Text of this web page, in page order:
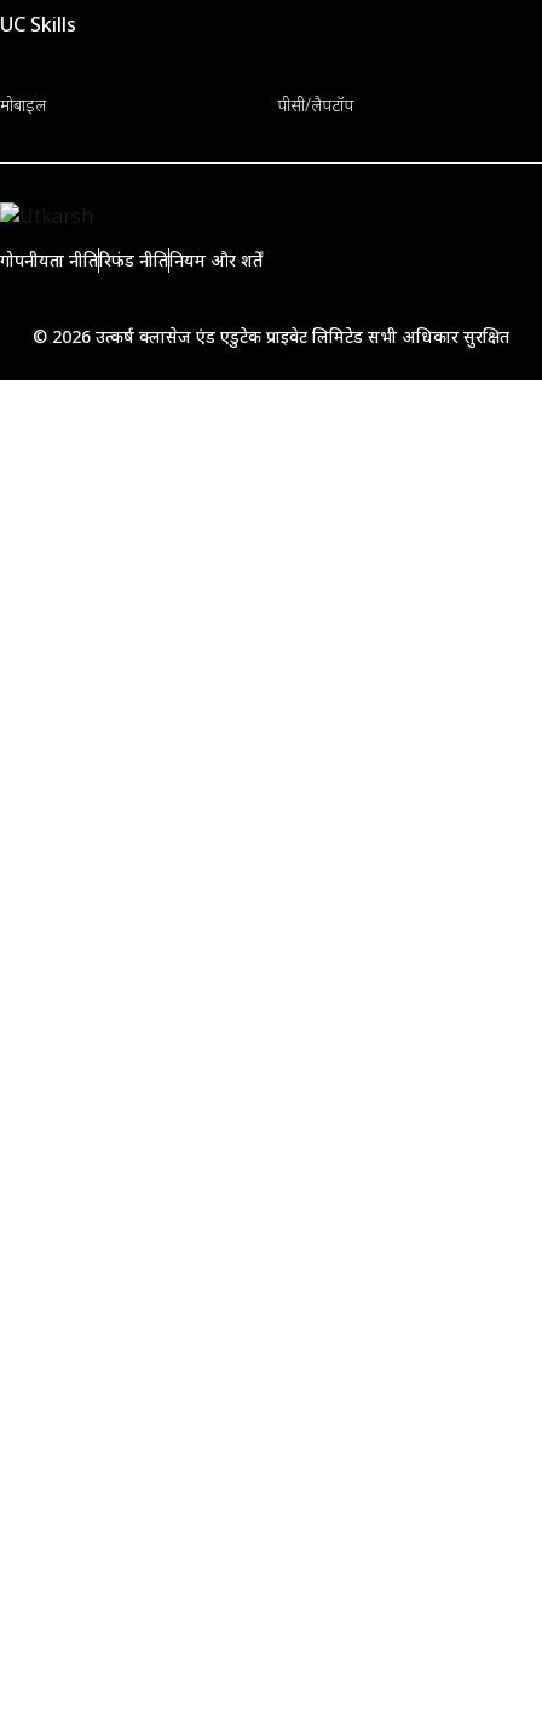
UC Skills
मोबाइल पीसी/लैपटॉप
गोपनीयता नीतिरिफंड नीतिनियम और शर्तें
© 2026 उत्कर्ष क्लासेज एंड एडुटेक प्राइवेट लिमिटेड सभी अधिकार सुरक्षित